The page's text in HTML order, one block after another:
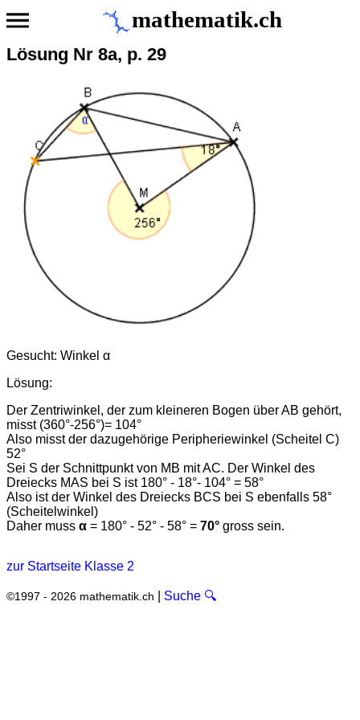
mathematik.ch
Lösung Nr 8a, p. 29
Gesucht: Winkel α
Lösung:
Der Zentriwinkel, der zum kleineren Bogen über AB gehört,
misst (360°-256°)= 104°
Also misst der dazugehörige Peripheriewinkel (Scheitel C)
52°
Sei S der Schnittpunkt von MB mit AC. Der Winkel des
Dreiecks MAS bei S ist 180° - 18°- 104° = 58°
Also ist der Winkel des Dreiecks BCS bei S ebenfalls 58°
(Scheitelwinkel)
Daher muss α = 180° - 52° - 58° = 70° gross sein.
zur Startseite Klasse 2
©1997 - 2026 mathematik.ch Suche 🔍